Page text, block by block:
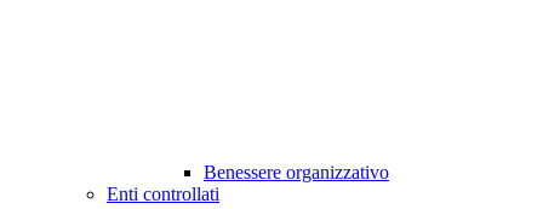
Benessere organizzativo
Enti controllati